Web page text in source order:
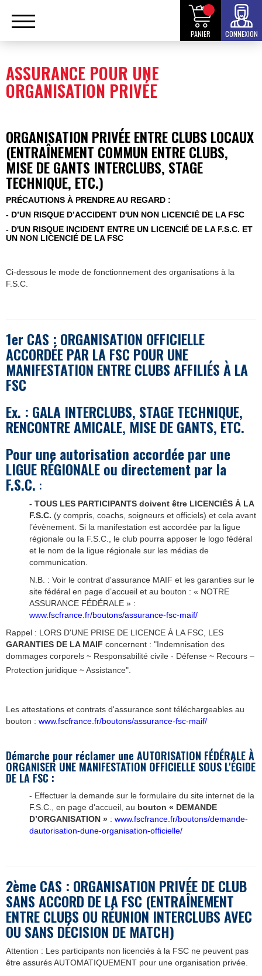
PANIER CONNEXION
ASSURANCE POUR UNE
ORGANISATION PRIVÉE
ORGANISATION PRIVÉEENTRE CLUBS LOCAUX
(ENTRAÎNEMENT COMMUN ENTRE CLUBS,
MISE DE GANTS INTERCLUBS, STAGE
TECHNIQUE, ETC.)
PRÉCAUTIONS À PRENDRE AU REGARD :
- D’UN RISQUE D’ACCIDENT D'UN NON LICENCIÉ DE LA FSC
- D'UN RISQUE INCIDENT ENTRE UN LICENCIÉ DE LA F.S.C. ET
UN NON LICENCIÉ DE LA FSC
Ci-dessous le mode de fonctionnement des organisations à la
F.S.C.
1er CAS : ORGANISATION OFFICIELLE
ACCORDÉE PAR LA FSC POUR UNE
MANIFESTATION ENTRE CLUBS AFFILIÉS À LA
FSC
Ex. : GALA INTERCLUBS, STAGE TECHNIQUE,
RENCONTRE AMICALE, MISE DE GANTS, ETC.
Pour une autorisation accordée par une
LIGUE RÉGIONALE ou directement par la
F.S.C. :
- TOUS LES PARTICIPANTS doivent être LICENCIÉS À LA
F.S.C. (y compris, coachs, soigneurs et officiels) et cela avant
l’évènement. Si la manifestation est accordée par la ligue
régionale ou la F.S.C., le club pourra apposer le logo fédéral
et le nom de la ligue régionale sur les médias de
communication.
N.B. : Voir le contrat d'assurance MAIF et les garanties sur le
site fédéral en page d’accueil et au bouton : « NOTRE
ASSURANCE FÉDÉRALE » :
www.fscfrance.fr/boutons/assurance-fsc-maif/
Rappel : LORS D'UNE PRISE DE LICENCE À LA FSC, LES
GARANTIES DE LA MAIF concernent : "Indemnisation des
dommages corporels ~ Responsabilité civile - Défense ~ Recours –
Protection juridique ~ Assistance".
Les attestations et contrats d'assurance sont téléchargeables au
bouton : www.fscfrance.fr/boutons/assurance-fsc-maif/
Démarche pour réclamer une AUTORISATION FÉDÉRALE À
ORGANISER UNE MANIFESTATION OFFICIELLE SOUS L'ÉGIDE
DE LA FSC :
- Effectuer la demande sur le formulaire du site internet de la
F.S.C., en page d'accueil, au bouton « DEMANDE
D’ORGANISATION » : www.fscfrance.fr/boutons/demande-
dautorisation-dune-organisation-officielle/
2ème CAS : ORGANISATION PRIVÉEDE CLUB
SANS ACCORD DE LA FSC (ENTRAÎNEMENT
ENTRE CLUBS OU RÉUNION INTERCLUBS AVEC
OU SANS DÉCISION DE MATCH)
Attention : Les participants non licenciés à la FSC ne peuvent pas
être assurés AUTOMATIQUEMENT pour une organisation privée.